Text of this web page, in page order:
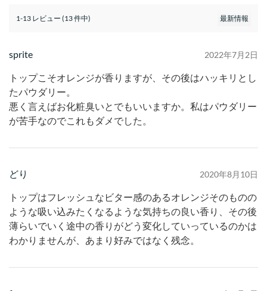
1-13 レビュー (13 件中)
sprite 2022年7月2日
トップこそオレンジが香りますが、その後はハッキリとし
たパウダリー。
悪く言えばお化粧臭いとでもいいますか。私はパウダリー
が苦手なのでこれもダメでした。
どり 2020年8月10日
トップはフレッシュなビター感のあるオレンジそのものの
ような吸い込みたくなるような気持ちの良い香り、その後
薄らいでいく途中の香りがどう変化していっているのかは
わかりませんが、あまり好みではなく残念。